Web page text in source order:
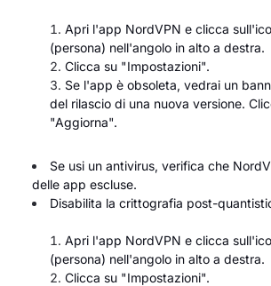
Apri l'app NordVPN e clicca
(persona) nell'angolo in alto a destra.
Clicca su "Impostazioni".
Se l'app è obsoleta, vedrai un
del rilascio di una nuova versione.
"Aggiorna".
Se usi un antivirus, verifica che
delle app escluse.
Disabilita la crittografia post-
Apri l'app NordVPN e clicca
(persona) nell'angolo in alto a destra.
Clicca su "Impostazioni".